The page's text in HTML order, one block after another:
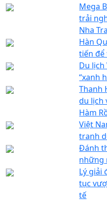
Mega
trải
Nha
Hàn
tiến để
Du
“xanh
Thanh
du lịch
Hàm
Việt
tranh
Đánh
những
Lý giải
tục
tế